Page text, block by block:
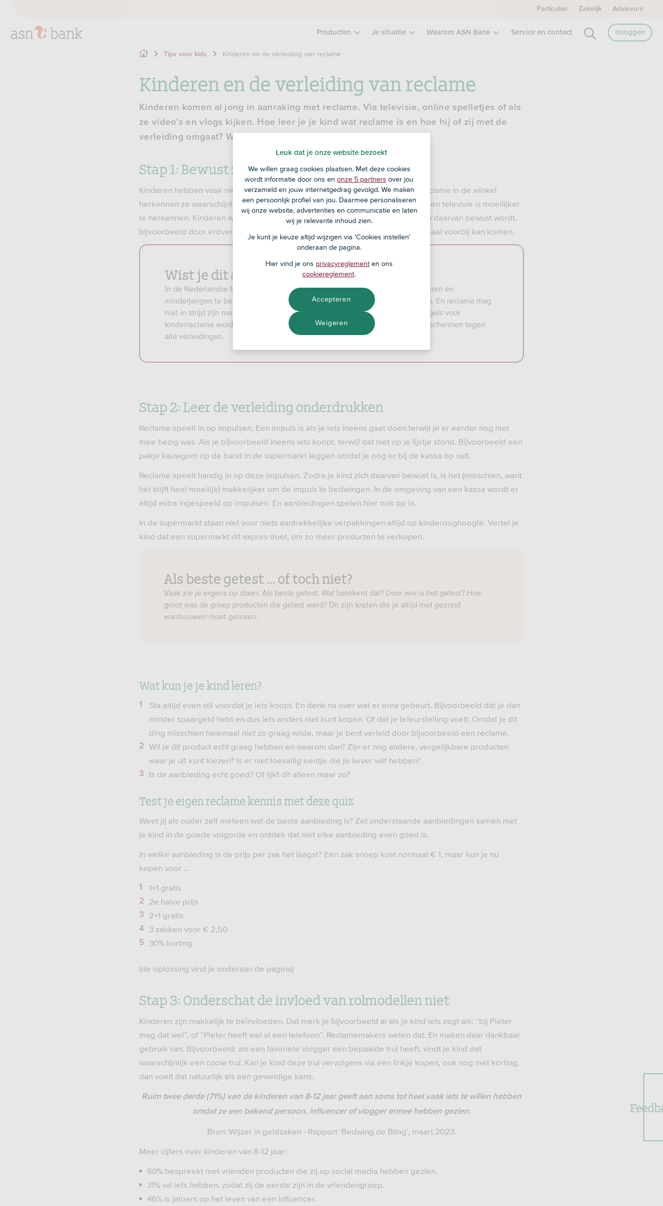
Particulier Zakelijk Adviseurs
Producten Je situatie Waarom ASN Bank Service en contact Inloggen
Tips voor kids Kinderen en de verleiding van reclame
Kinderen en de verleiding van reclame
Kinderen komen al jong in aanraking met reclame. Via televisie, online spelletjes of als
ze video’s en vlogs kijken. Hoe leer je je kind wat reclame is en hoe hij of zij met de
verleiding omgaat? We geven je tips in 4 stappen.
Stap 1: Bewust zijn van wat reclame is
Kinderen hebben vaak niet in de gaten dat iets reclame is. Een folder of een reclame in de winkel
herkennen ze waarschijnlijk wel als reclame. Maar reclame via spelletjes, vlogs en televisie is moeilijker
te herkennen. Kinderen worden continu verleid, dus zorg ervoor dat je kind zich daarvan bewust wordt,
bijvoorbeeld door erover te praten. En laat zien in welke vormen reclame allemaal voorbij kan komen.
Wist je dit al?
In de Nederlandse Reclame Code zijn er speciale regels vastgelegd om kinderen en
minderjarigen te beschermen. Reclame mag bijvoorbeeld niet misleidend zijn. En reclame mag
niet in strijd zijn met de wet, de waarheid, de goede smaak en fatsoen. De regels voor
kinderreclame worden in Nederland steeds strenger om kinderen beter te beschermen tegen
alle verleidingen.
Stap 2: Leer de verleiding onderdrukken
Reclame speelt in op impulsen. Een impuls is als je iets ineens gaat doen terwijl je er eerder nog niet
mee bezig was. Als je bijvoorbeeld ineens iets koopt, terwijl dat niet op je lijstje stond. Bijvoorbeeld een
pakje kauwgom op de band in de supermarkt leggen omdat je oog er bij de kassa op valt.
Reclame speelt handig in op deze impulsen. Zodra je kind zich daarvan bewust is, is het (misschien, want
het blijft heel moeilijk) makkelijker om de impuls te bedwingen. In de omgeving van een kassa wordt er
altijd extra ingespeeld op impulsen. En aanbiedingen spelen hier ook op in.
In de supermarkt staan niet voor niets aantrekkelijke verpakkingen altijd op kinderooghoogte. Vertel je
kind dat een supermarkt dit expres doet, om zo meer producten te verkopen.
Als beste getest ... of toch niet?
Vaak zie je ergens op staan: Als beste getest. Wat betekent dat? Door wie is het getest? Hoe
groot was de groep producten die getest werd? Dit zijn kreten die je altijd met gezond
wantrouwen moet geloven.
Wat kun je je kind leren?
Sta altijd even stil voordat je iets koopt. En denk na over wat er erna gebeurt. Bijvoorbeeld dat je dan
minder spaargeld hebt en dus iets anders niet kunt kopen. Of dat je teleurstelling voelt. Omdat je dit
ding misschien helemaal niet zo graag wilde, maar je bent verleid door bijvoorbeeld een reclame.
Wil je dit product echt graag hebben en waarom dan? Zijn er nog andere, vergelijkbare producten
waar je uit kunt kiezen? Is er niet toevallig eentje die je liever wilt hebben?
Is de aanbieding echt goed? Of lijkt dit alleen maar zo?
Test je eigen reclame kennis met deze quiz
Weet jij als ouder zelf meteen wat de beste aanbieding is? Zet onderstaande aanbiedingen samen met
je kind in de goede volgorde en ontdek dat niet elke aanbieding even goed is.
In welke aanbieding is de prijs per zak het laagst? Een zak snoep kost normaal € 1, maar kun je nu
kopen voor …
1+1 gratis
2e halve prijs
2+1 gratis
3 zakken voor € 2,50
30% korting
(de oplossing vind je onderaan de pagina)
Stap 3: Onderschat de invloed van rolmodellen niet
Kinderen zijn makkelijk te beïnvloeden. Dat merk je bijvoorbeeld al als je kind iets zegt als: “bij Pieter
mag dat wel”, of “Pieter heeft wel al een telefoon”. Reclamemakers weten dat. En maken daar dankbaar
gebruik van. Bijvoorbeeld: als een favoriete vlogger een bepaalde trui heeft, vindt je kind dat
waarschijnlijk een coole trui. Kan je kind deze trui vervolgens via een linkje kopen, ook nog mét korting,
dan voelt dat natuurlijk als een geweldige kans.
Ruim twee derde (71%) van de kinderen van 8-12 jaar geeft aan soms tot heel vaak iets te willen hebben
omdat ze een bekend persoon, influencer of vlogger ermee hebben gezien.
Bron: Wijzer in geldzaken - Rapport ‘Bedwing de Bling’, maart 2023.
Meer cijfers over kinderen van 8-12 jaar:
60% bespreekt met vrienden producten die zij op social media hebben gezien.
31% wil iets hebben, zodat zij de eerste zijn in de vriendengroep.
46% is jaloers op het leven van een influencer.
Leuk dat je onze website bezoekt
We willen graag cookies plaatsen. Met deze cookies
wordt informatie door ons en onze 5 partners over jou
verzameld en jouw internetgedrag gevolgd. We maken
een persoonlijk profiel van jou. Daarmee personaliseren
wij onze website, advertenties en communicatie en laten
wij je relevante inhoud zien.
Je kunt je keuze altijd wijzigen via 'Cookies instellen'
onderaan de pagina.
Hier vind je ons privacyreglement en ons
cookiereglement.
Weigeren
Accepteren